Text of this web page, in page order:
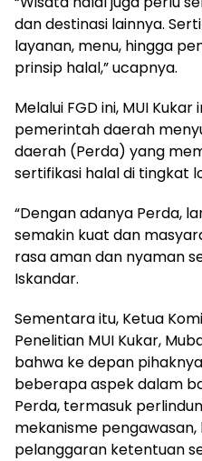
dan destinasi lainnya.
layanan, menu, hingga
prinsip halal,” ucapnya.
Melalui FGD ini, MUI
pemerintah daerah
daerah (Perda) yang
sertifikasi halal di tingkat
“Dengan adanya Perda,
semakin kuat dan
rasa aman dan nyaman
Iskandar.
Sementara itu, Ketua
Penelitian MUI Kukar,
bahwa ke depan
beberapa aspek dalam
Perda, termasuk
mekanisme pengawasan,
pelanggaran ketentuan